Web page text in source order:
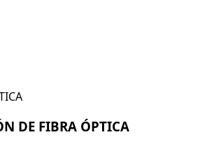
DE FIBRA ÓPTICA